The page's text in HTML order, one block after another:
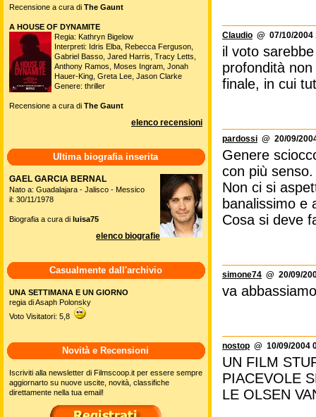
Claudio @ 07/10/2004
il voto
profondità
finale, in cui
pardossi @ 20/09/
Genere
con più senso.
Non ci si
banalissimo e
Cosa si deve
simone74 @ 20/09/
va
nostop @ 10/09/2004
UN FILM
PIACEVOLE
LE OLSEN
Recensione a cura di The Gaunt
A HOUSE OF DYNAMITE
Regia: Kathryn Bigelow
Interpreti: Idris Elba, Rebecca Ferguson,
Gabriel Basso, Jared Harris, Tracy Letts,
Anthony Ramos, Moses Ingram, Jonah
Hauer-King, Greta Lee, Jason Clarke
Genere: thriller
Recensione a cura di The Gaunt
elenco recensioni
Ultima biografia inserita
GAEL GARCIA BERNAL
Nato a: Guadalajara - Jalisco - Messico
il: 30/11/1978
Biografia a cura di luisa75
elenco biografie
Casualmente dall'archivio
UNA SETTIMANA E UN GIORNO
regia di Asaph Polonsky
Voto Visitatori: 5,8
Novità e Recensioni
Iscriviti alla newsletter di Filmscoop.it per essere sempre
aggiornarto su nuove uscite, novità, classifiche
direttamente nella tua email!